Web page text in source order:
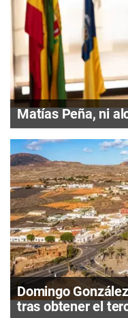
Matías Peña, ni
Domingo
tras obtener el